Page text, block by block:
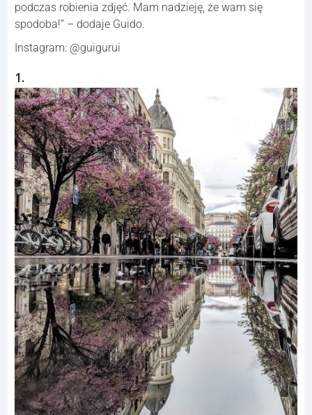
podczas robienia zdjęć. Mam nadzieję, że wam się
spodoba!” – dodaje Guido.
Instagram: @guigurui
1.